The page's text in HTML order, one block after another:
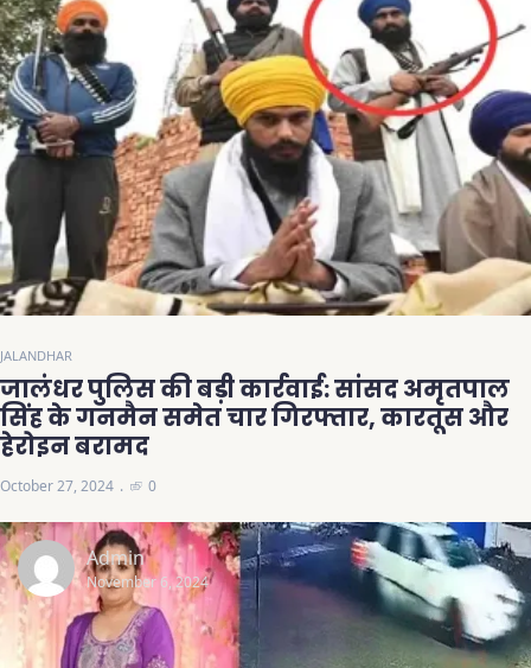
JALANDHAR
जालंधर पुलिस की बड़ी कार्रवाई: सांसद अमृतपाल
सिंह के गनमैन समेत चार गिरफ्तार, कारतूस और
हेरोइन बरामद
October 27, 2024 0
Admin
November 6, 2024